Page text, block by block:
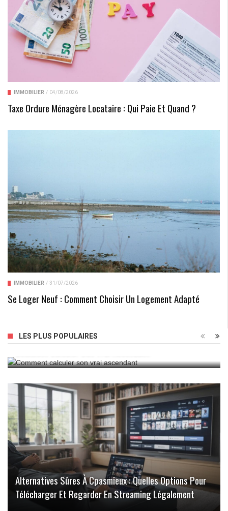
IMMOBILIER / 04/08/2026
Taxe Ordure Ménagère Locataire : Qui Paie Et Quand ?
IMMOBILIER / 31/07/2026
Se Loger Neuf : Comment Choisir Un Logement Adapté
LES PLUS POPULAIRES
Alternatives Sûres À Cpasmieux : Quelles Options Pour
Télécharger Et Regarder En Streaming Légalement